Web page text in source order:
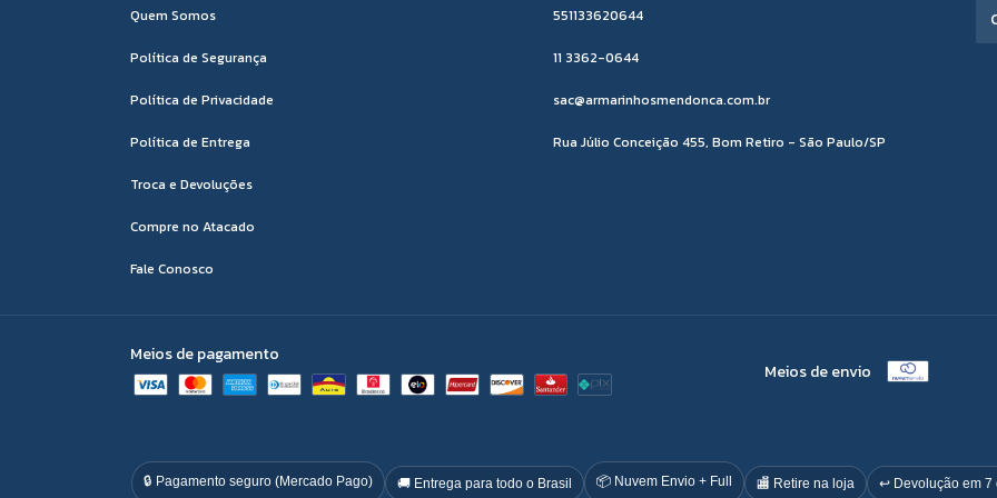
Quem Somos
Política de Segurança
Política de Privacidade
Política de Entrega
Troca e Devoluções
Compre no Atacado
Fale Conosco
551133620644
11 3362-0644
sac@armarinhosmendonca.com.br
Rua Júlio Conceição 455, Bom Retiro - São Paulo/SP
Meios de pagamento
Meios de envio
🔒 Pagamento seguro (Mercado Pago) 🚚 Entrega para todo o Brasil 📦 Nuvem Envio + Full 🏬 Retire na loja ↩️ Devolução em 7